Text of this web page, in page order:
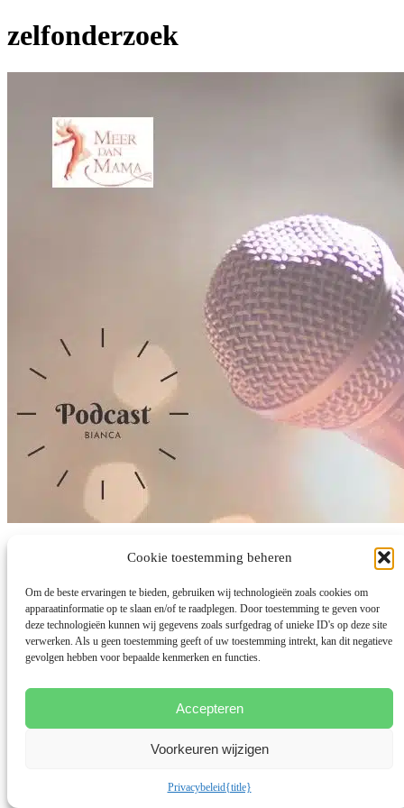
Cookie toestemming beheren
Om de beste ervaringen te bieden, gebruiken wij technologieën zoals cookies om
apparaatinformatie op te slaan en/of te raadplegen. Door toestemming te geven voor
deze technologieën kunnen wij gegevens zoals surfgedrag of unieke ID's op deze site
verwerken. Als u geen toestemming geeft of uw toestemming intrekt, kan dit negatieve
gevolgen hebben voor bepaalde kenmerken en functies.
Accepteren
Voorkeuren wijzigen
Privacybeleid{title}
zelfonderzoek
Heel Jezelf Na Burn-out
doorBianca Meijsen|9 nov 2021|Burnout herstel,Meer dan
Mama Podcast
Sandra Valk (1970) kreeg op 34-jarige leeftijd de diagnose burn-out
na jarenlange strijd tegen een huidziekte,...
lees meer...